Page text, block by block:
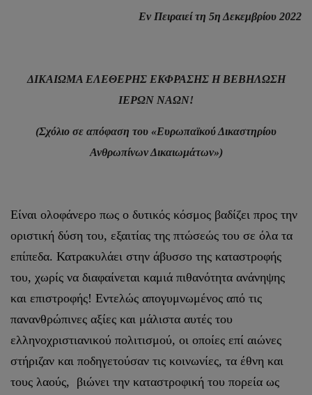
Εν Πειραιεί τη 5η Δεκεμβρίου 2022
ΔΙΚΑΙΩΜΑ ΕΛΕΘΕΡΗΣ ΕΚΦΡΑΣΗΣ Η ΒΕΒΗΛΩΣΗ
ΙΕΡΩΝ ΝΑΩΝ!
(Σχόλιο σε απόφαση του «Ευρωπαϊκού Δικαστηρίου
Ανθρωπίνων Δικαιωμάτων»)
Είναι ολοφάνερο πως ο δυτικός κόσμος βαδίζει προς την
οριστική δύση του, εξαιτίας της πτώσεώς του σε όλα τα
επίπεδα. Κατρακυλάει στην άβυσσο της καταστροφής
του, χωρίς να διαφαίνεται καμιά πιθανότητα ανάνηψης
και επιστροφής! Εντελώς απογυμνωμένος από τις
πανανθρώπινες αξίες και μάλιστα αυτές του
ελληνοχριστιανικού πολιτισμού, οι οποίες επί αιώνες
στήριζαν και ποδηγετούσαν τις κοινωνίες, τα έθνη και
τους λαούς, βιώνει την καταστροφική του πορεία ως